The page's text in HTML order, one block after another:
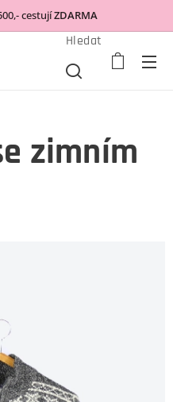
cestujíZDARMA
Hledat
zimním